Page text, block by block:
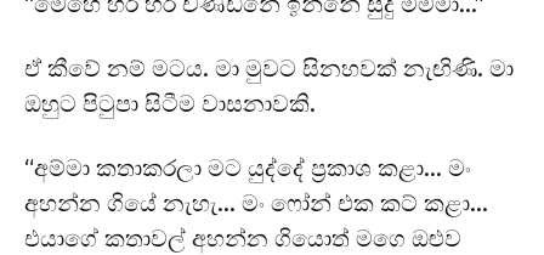
ඒ කීවේ නම් මටය. මා මුවට සිනහවක් නැඟිණි. මා
ඔහුට පිටුපා සිටීම වාසනාවකි.
“අම්මා කතාකරලා මට යුද්දේ ප්‍රකාශ කළා… මං
අහන්න ගියේ නැහැ… මං ෆෝන් එක කට් කළා…
එයාගේ කතාවල් අහන්න ගියොත් මගෙ ඔළුව